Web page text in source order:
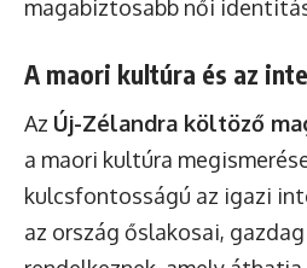
magabiztosabb női
A maori kultúra és az
Az Új-Zélandra költöző
a maori kultúra
kulcsfontosságú az igazi
az ország őslakosai,